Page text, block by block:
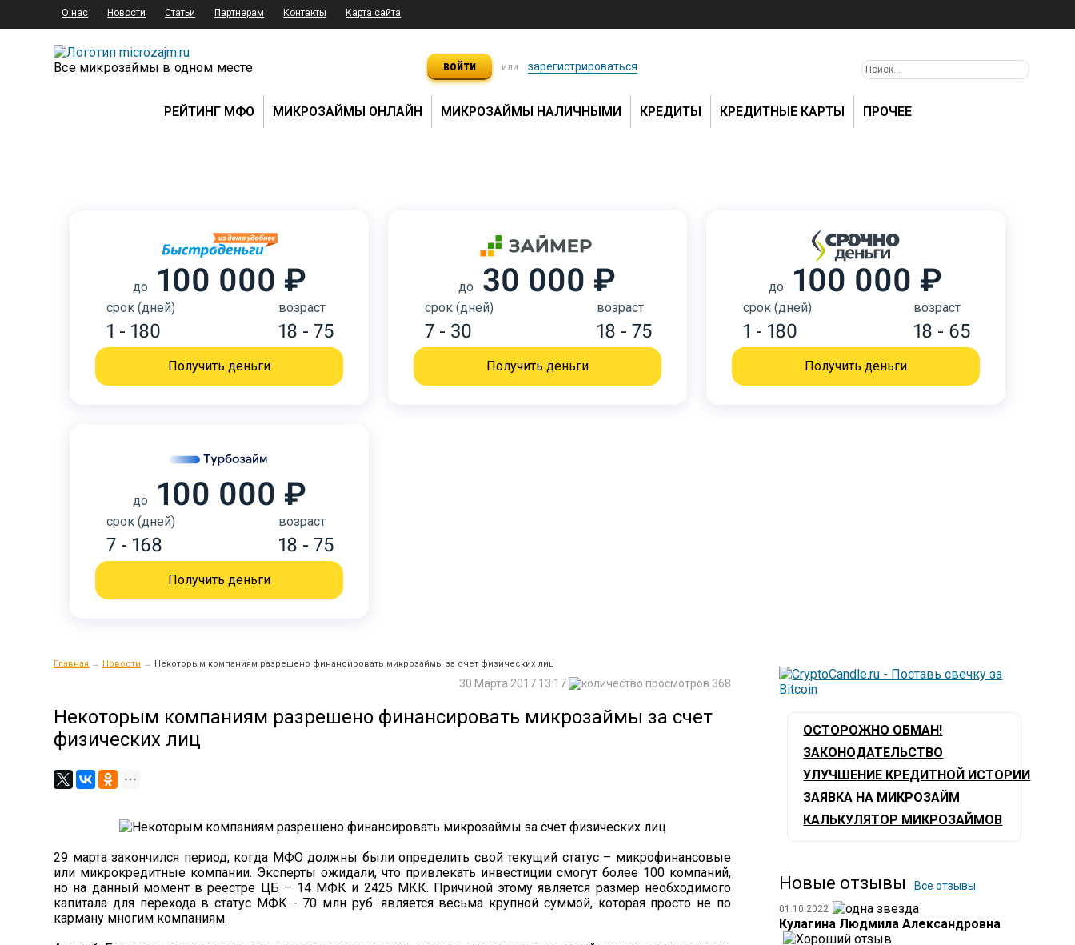
О нас Новости Статьи Партнерам Контакты Карта сайта
Все микрозаймы в одном месте войти или зарегистрироваться
РЕЙТИНГ МФО МИКРОЗАЙМЫ ОНЛАЙН МИКРОЗАЙМЫ НАЛИЧНЫМИ КРЕДИТЫ КРЕДИТНЫЕ КАРТЫ ПРОЧЕЕ
до 100 000 ₽
срок (дней)
1 - 180
возраст
18 - 75
Получить деньги
до 30 000 ₽
срок (дней)
7 - 30
возраст
18 - 75
Получить деньги
до 100 000 ₽
срок (дней)
1 - 180
возраст
18 - 65
Получить деньги
до 100 000 ₽
срок (дней)
7 - 168
возраст
18 - 75
Получить деньги
Главная → Новости → Некоторым компаниям разрешено финансировать микрозаймы за счет физических лиц
368
30 Марта 2017 13:17
Некоторым компаниям разрешено финансировать микрозаймы за счет
физических лиц
29 марта закончился период, когда МФО должны были определить свой текущий статус – микрофинансовые
или микрокредитные компании. Эксперты ожидали, что привлекать инвестиции смогут более 100 компаний,
но на данный момент в реестре ЦБ – 14 МФК и 2425 МКК. Причиной этому является размер необходимого
капитала для перехода в статус МФК - 70 млн руб. является весьма крупной суммой, которая просто не по
карману многим компаниям.
ОСТОРОЖНО ОБМАН!
ЗАКОНОДАТЕЛЬСТВО
УЛУЧШЕНИЕ КРЕДИТНОЙ ИСТОРИИ
ЗАЯВКА НА МИКРОЗАЙМ
КАЛЬКУЛЯТОР МИКРОЗАЙМОВ
Новые отзывы Все отзывы
01.10.2022
Кулагина Людмила Александровна